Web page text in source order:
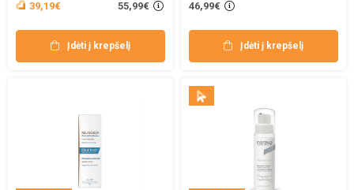
39,19€ 55,99€
Įdėti į krepšelį
46,99€
Įdėti į krepšelį